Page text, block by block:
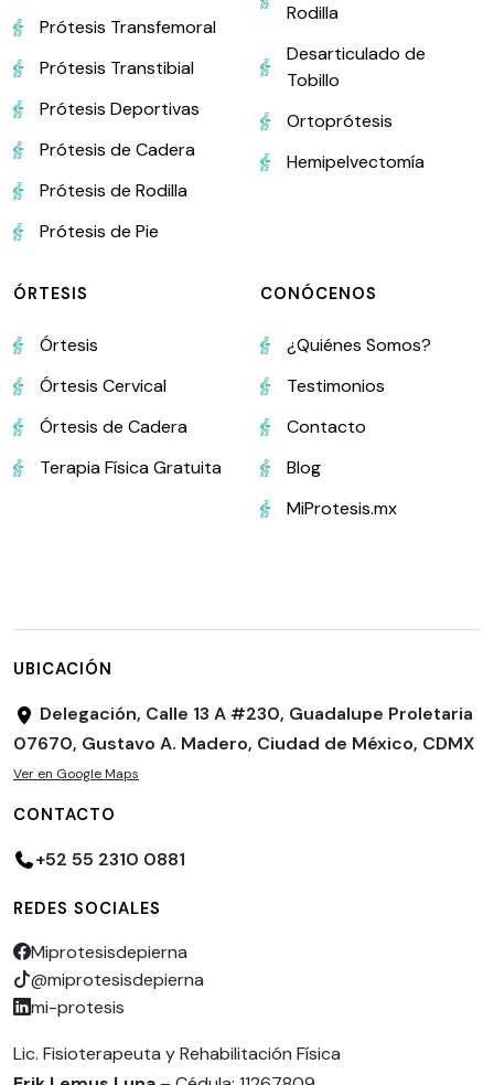
Prótesis Transfemoral
Prótesis Transtibial
Prótesis Deportivas
Prótesis de Cadera
Prótesis de Rodilla
Prótesis de Pie
Rodilla
Desarticulado de
Tobillo
Ortoprótesis
Hemipelvectomía
ÓRTESIS
Órtesis
Órtesis Cervical
Órtesis de Cadera
Terapia Física Gratuita
CONÓCENOS
¿Quiénes Somos?
Testimonios
Contacto
Blog
MiProtesis.mx
UBICACIÓN
Delegación, Calle 13 A #230, Guadalupe Proletaria
07670, Gustavo A. Madero, Ciudad de México, CDMX
Ver en Google Maps
CONTACTO
+52 55 2310 0881
REDES SOCIALES
Miprotesisdepierna
@miprotesisdepierna
mi-protesis
Lic. Fisioterapeuta y Rehabilitación Física